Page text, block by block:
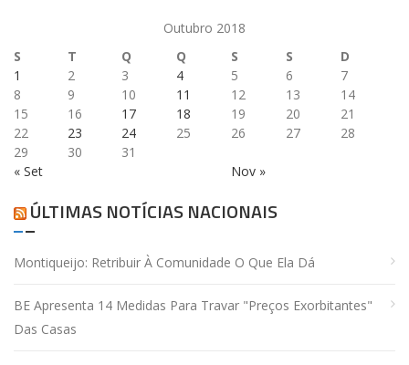
Outubro 2018
S
T Q Q S S D
« Set Nov »
1 2 3 4 5 6
7
8
9 10 11 12 13
14
15
16 17 18 19 20
21
22
23 24 25 26 27
28
29
30 31
ÚLTIMAS NOTÍCIAS NACIONAIS
Montiqueijo: Retribuir À Comunidade O Que Ela Dá
BE Apresenta 14 Medidas Para Travar "preços Exorbitantes"
Das Casas